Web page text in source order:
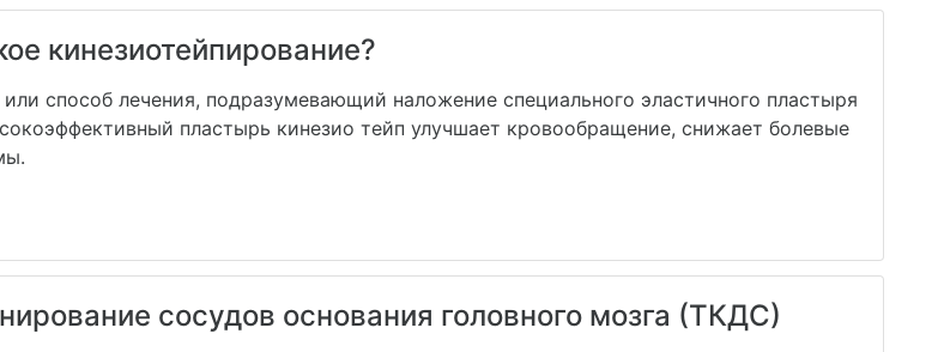
кинезиотейпирование?
способ лечения, подразумевающий наложение специального эластичного пластыря
пластырь кинезио тейп улучшает кровообращение, снижает болевые
сосудов основания головного мозга (ТКДС)